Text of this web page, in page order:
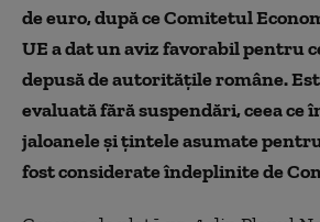
de euro, după ce Comitetul
UE a dat un aviz favorabil pentru
depusă de autoritățile române.
evaluată fără suspendări, ceea ce
jaloanele și țintele asumate
fost considerate îndeplinite de